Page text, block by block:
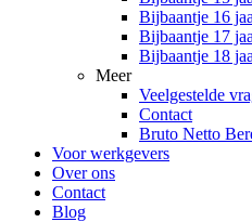
Bijbaantje 16
Bijbaantje 17
Bijbaantje 18
Meer
Veelgestelde
Contact
Bruto Netto
Voor werkgevers
Over ons
Contact
Blog